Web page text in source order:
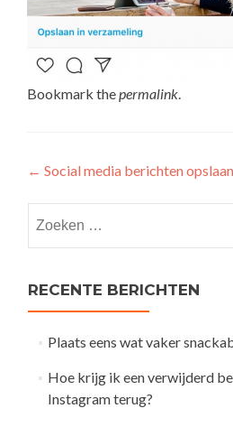
Bookmark thepermalink.
Post
navigation
← Social media berichten opslaan
naar:
RECENTE BERICHTEN
Plaats eens wat vaker
Hoe krijg ik een verwijderd
Instagram terug?